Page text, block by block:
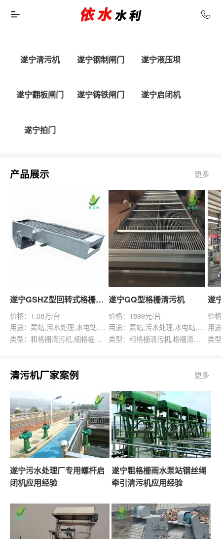
遂宁清污机 遂宁钢制闸门 遂宁液压坝
遂宁翻板闸门 遂宁铸铁闸门 遂宁启闭机
遂宁拍门
产品展示 更多
遂宁GSHZ型回转式格栅除污机
价格：1.08万/台
用途：泵站,污水处理,水电站,自来水厂,渠道,水产养殖,化工,纺织,给排水工程
类型：粗格栅清污机,细格栅清污机,格栅清污机,回转式清污机
遂宁GQ型格栅清污机
价格：1899元/台
用途：泵站,污水处理,水电站,自来水厂,给排水工程
类型：粗格栅清污机,格栅清污机,回转式清污机
价
清污机厂家案例 更多
遂宁污水处理厂专用螺杆启
闭机应用经验
遂宁粗格栅雨水泵站钢丝绳
牵引清污机应用经验